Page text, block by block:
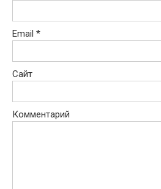
Email *
Сайт
Комментарий